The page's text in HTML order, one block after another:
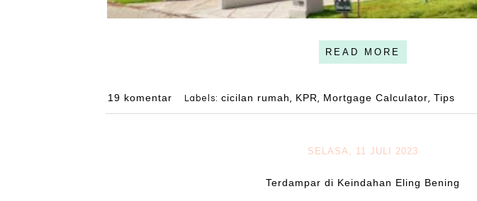
READ MORE
19 komentar Labels:cicilan rumah KPR Mortgage Calculator Tips
SELASA, 11 JULI 2023
Terdampar di Keindahan Eling Bening